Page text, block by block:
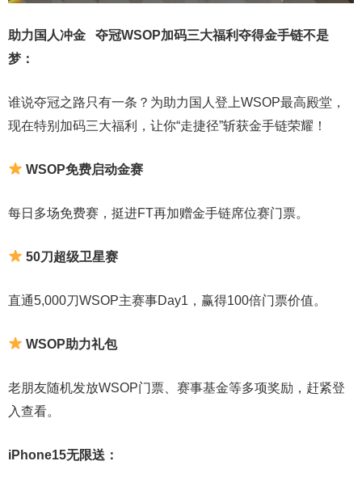
助力国人冲金 夺冠WSOP加码三大福利夺得金手链不是
梦 ：
谁说夺冠之路只有一条？为助力国人登上WSOP最高殿堂，
现在特别加码三大福利，让你“走捷径”斩获金手链荣耀！
WSOP免费启动金赛
每日多场免费赛，挺进FT再加赠金手链席位赛门票。
50刀超级卫星赛
直通5,000刀WSOP主赛事Day1，赢得100倍门票价值。
WSOP助力礼包
老朋友随机发放WSOP门票、赛事基金等多项奖励，赶紧登
入查看。
iPhone15无限送：